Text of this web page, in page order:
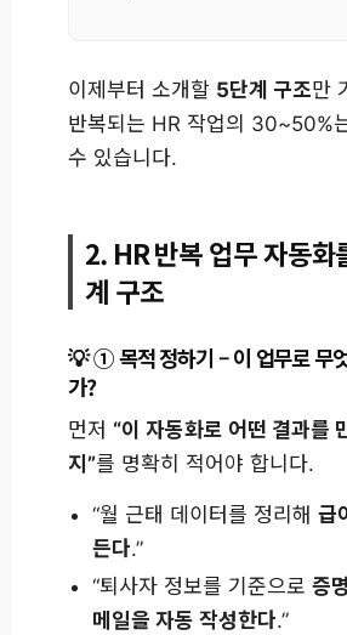
이제부터 소개할 5단계 구조만
반복되는 HR 작업의 30~50%
수 있습니다.
2. HR 반복 업무 자동화
계 구조
① 목적 정하기 – 이 업무로 무
가?
먼저 “이 자동화로 어떤 결과를
지”를 명확히 적어야 합니다.
“월 근태 데이터를 정리해급
든다.”
“퇴사자 정보를 기준으로증
메일을 자동 작성한다.”